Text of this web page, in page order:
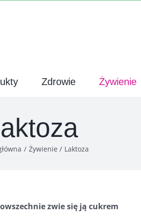
Zdrowie Żywienie
Żywienie Laktoza
zwie się ją cukrem